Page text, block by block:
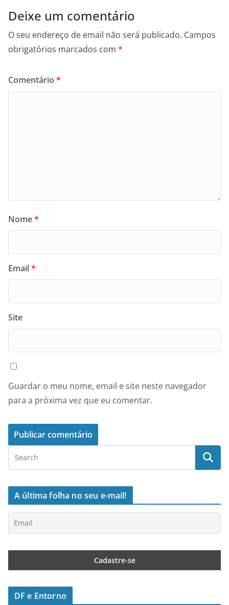
Deixe um comentário
O seu endereço de email não será publicado. Campos
obrigatórios marcados com *
Comentário *
Nome*
Email*
Site
Guardar o meu nome, email e site neste navegador
para a próxima vez que eu comentar.
A última folha no seu e-mail!
DF e Entorno